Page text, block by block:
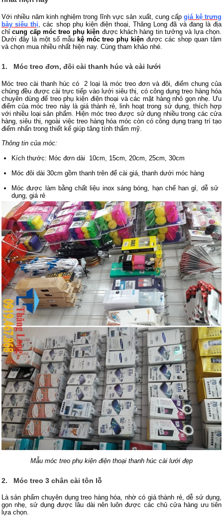
Với nhiều năm kinh nghiệm trong lĩnh vực sản xuất, cung cấpgiá kệ trưng
bày siêu thị, các shop phụ kiện điện thoại, Thăng Long đã và đang là địa
chỉcung cấp móc treo phụ kiện được khách hàng tin tưởng và lựa chọn.
Dưới đây là một số mẫu kệ móc treo phụ kiện được các shop quan tâm
và chọn mua nhiều nhất hiện nay. Cùng tham khảo nhé.
1. Móc treo đơn, đôi cài thanh húc và cài lưới
Móc treo cài thanh húc có 2 loại là móc treo đơn và đôi, điểm chung của
chúng đều được cài trực tiếp vào lưới siêu thị, có công dụng treo hàng hóa
chuyên dùng để treo phụ kiện điện thoại và các mặt hàng nhỏ gọn nhẹ. Ưu
điểm của móc treo này là giá thành rẻ, linh hoạt trong sử dụng, thích hợp
với nhiều loại sản phẩm. Hiện móc treo được sử dụng nhiều trong các cửa
hàng, siêu thị, ngoài việc treo hàng hóa móc còn có công dụng trang trí tạo
điểm nhấn trong thiết kế giúp tăng tính thẩm mỹ.
Thông tin của móc:
Kích thước: Móc đơn dài 10cm, 15cm, 20cm, 25cm, 30cm
Móc đôi dài 30cm gồm thanh trên để cài giá, thanh dưới móc hàng
Móc được làm bằng chất liệu inox sáng bóng, hạn chế han gỉ, dễ sử
dụng, giá rẻ
Mẫu móc treo phụ kiện điện thoại thanh húc cài lưới đẹp
2. Móc treo 3 chân cài tôn lỗ
Là sản phẩm chuyên dụng treo hàng hóa, nhờ có giá thành rẻ, dễ sử dụng,
gọn nhẹ, sử dụng được lâu dài nên luôn được các chủ cửa hàng ưu tiên
lựa chọn.